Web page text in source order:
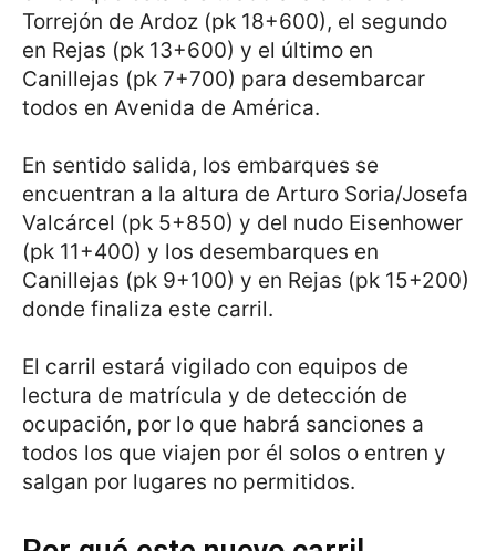
Torrejón de Ardoz (pk 18+600), el segundo
en Rejas (pk 13+600) y el último en
Canillejas (pk 7+700) para desembarcar
todos en Avenida de América.
En sentido salida, los embarques se
encuentran a la altura de Arturo Soria/Josefa
Valcárcel (pk 5+850) y del nudo Eisenhower
(pk 11+400) y los desembarques en
Canillejas (pk 9+100) y en Rejas (pk 15+200)
donde finaliza este carril.
El carril estará vigilado con equipos de
lectura de matrícula y de detección de
ocupación, por lo que habrá sanciones a
todos los que viajen por él solos o entren y
salgan por lugares no permitidos.